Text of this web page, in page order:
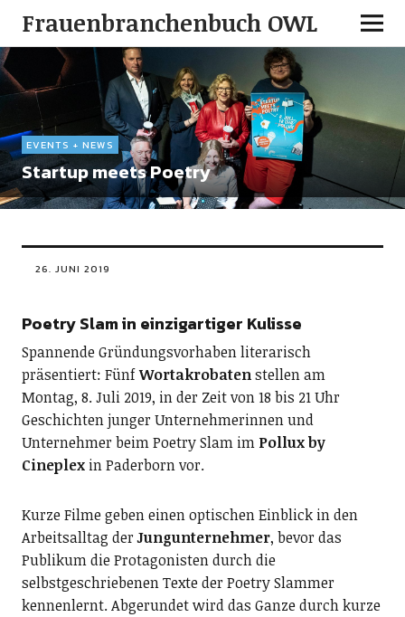
Frauenbranchenbuch OWL
EVENTS + NEWS
Startup meets Poetry
26. JUNI 2019
Poetry Slam in einzigartiger Kulisse
Spannende Gründungsvorhaben literarisch
präsentiert: FünfWortakrobatenstellen am
Montag, 8. Juli 2019, in der Zeit von 18 bis 21 Uhr
Geschichten junger Unternehmerinnen und
Unternehmer beim Poetry Slam im Pollux by
Cineplexin Paderborn vor.
Kurze Filme geben einen optischen Einblick in den
Arbeitsalltag derJungunternehmer, bevor das
Publikum die Protagonisten durch die
selbstgeschriebenen Texte der Poetry Slammer
kennenlernt. Abgerundet wird das Ganze durch kurze